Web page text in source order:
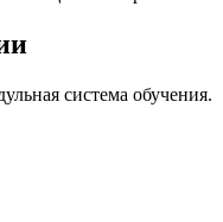
система обучения.